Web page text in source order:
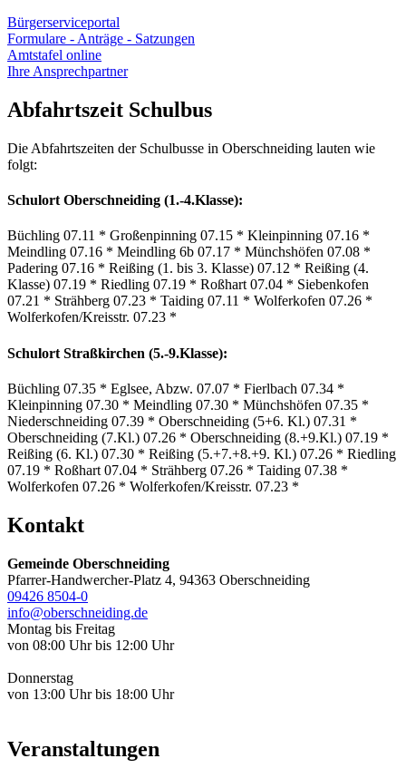
Bürgerserviceportal
Formulare - Anträge - Satzungen
Amtstafel online
Ihre Ansprechpartner
Abfahrtszeit Schulbus
Die Abfahrtszeiten der Schulbusse in Oberschneiding lauten wie
folgt:
Schulort Oberschneiding (1.-4.Klasse):
Büchling 07.11 * Großenpinning 07.15 * Kleinpinning 07.16 *
Meindling 07.16 * Meindling 6b 07.17 * Münchshöfen 07.08 *
Padering 07.16 * Reißing (1. bis 3. Klasse) 07.12 * Reißing (4.
Klasse) 07.19 * Riedling 07.19 * Roßhart 07.04 * Siebenkofen
07.21 * Strähberg 07.23 * Taiding 07.11 * Wolferkofen 07.26 *
Wolferkofen/Kreisstr. 07.23 *
Schulort Straßkirchen (5.-9.Klasse):
Büchling 07.35 * Eglsee, Abzw. 07.07 * Fierlbach 07.34 *
Kleinpinning 07.30 * Meindling 07.30 * Münchshöfen 07.35 *
Niederschneiding 07.39 * Oberschneiding (5+6. Kl.) 07.31 *
Oberschneiding (7.Kl.) 07.26 * Oberschneiding (8.+9.Kl.) 07.19 *
Reißing (6. Kl.) 07.30 * Reißing (5.+7.+8.+9. Kl.) 07.26 * Riedling
07.19 * Roßhart 07.04 * Strähberg 07.26 * Taiding 07.38 *
Wolferkofen 07.26 * Wolferkofen/Kreisstr. 07.23 *
Kontakt
Gemeinde Oberschneiding
Pfarrer-Handwercher-Platz 4, 94363 Oberschneiding
09426 8504-0
info@oberschneiding.de
Montag bis Freitag
von 08:00 Uhr bis 12:00 Uhr
Donnerstag
von 13:00 Uhr bis 18:00 Uhr
Veranstaltungen